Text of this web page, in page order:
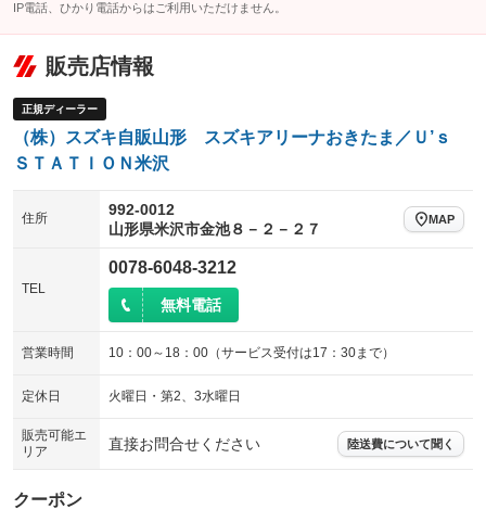
IP電話、ひかり電話からはご利用いただけません。
販売店情報
正規ディーラー
（株）スズキ自販山形 スズキアリーナおきたま／Ｕ’ｓ
ＳＴＡＴＩＯＮ米沢
住所
992-0012
山形県米沢市金池８－２－２７
MAP
TEL
0078-6048-3212
無料電話
営業時間 10：00～18：00（サービス受付は17：30まで）
定休日 火曜日・第2、3水曜日
販売可能エ
リア
直接お問合せください 陸送費について聞く
クーポン